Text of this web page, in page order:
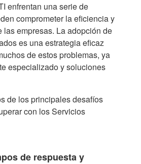
enfrentan una serie de
comprometer la eficiencia y
las empresas. La adopción de
es una estrategia eficaz
de estos problemas, ya
especializado y soluciones
de los principales desafíos
con los Servicios
de respuesta y